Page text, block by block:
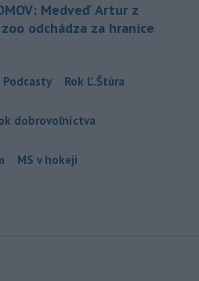
Medveď Artur z
odchádza za hranice
Podcasty Rok Ľ.Štúra
dobrovoľníctva
MS v hokeji